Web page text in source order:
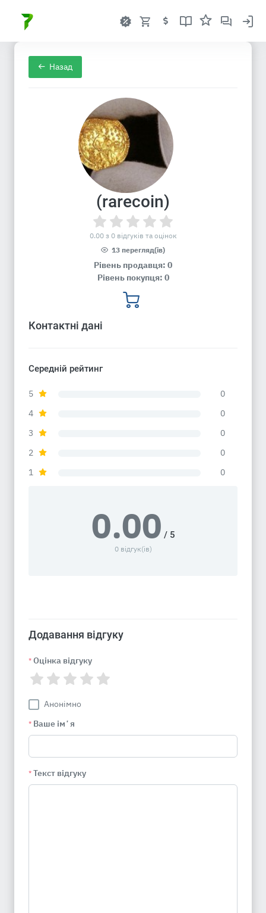
Назад
(rarecoin)
0.00 з 0 відгуків та оцінок
13 перегляд(ів)
Рівень продавця: 0
Рівень покупця: 0
Контактні дані
Середній рейтинг
5
0
4
0
3
0
2
0
1
0
0.00 / 5
0 відгук(ів)
Додавання відгуку
* Оцінка відгуку
Анонімно
* Ваше імʼя
* Текст відгуку